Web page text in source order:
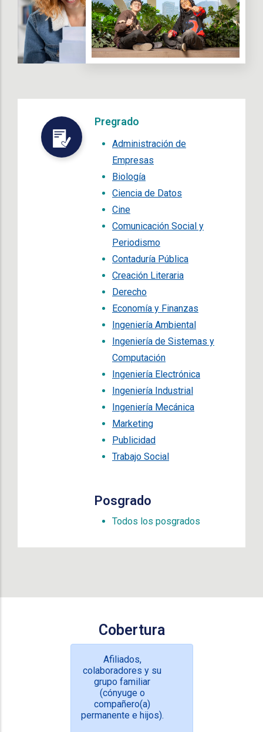
Pregrado
Administración de
Empresas
Biología
Ciencia de Datos
Cine
Comunicación Social y
Periodismo
Contaduría Pública
Creación Literaria
Derecho
Economía y Finanzas
Ingeniería Ambiental
Ingeniería de Sistemas y
Computación
Ingeniería Electrónica
Ingeniería Industrial
Ingeniería Mecánica
Marketing
Publicidad
Trabajo Social
Posgrado
Todos los posgrados
Cobertura
Afiliados,
colaboradores y su
grupo familiar
(cónyuge o
compañero(a)
permanente e hijos).